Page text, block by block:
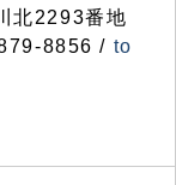
北2293番地
8856 / to